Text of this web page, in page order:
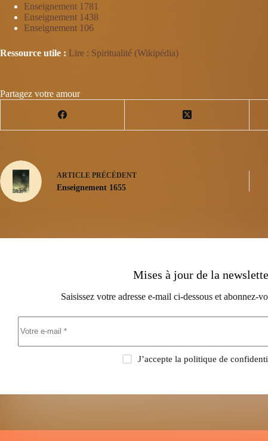
Enseignement 1781
Enseignement 1438
Enseignement 106
Ressource utile : Lire : Spiritualité (Wikipédia)
Partagez votre amour
ARTICLE PRÉCÉDENT
Enseignement 1655
Mises à jour de la
Saisissez votre adresse e-mail ci-dessous et abonnez-
J’accepte la politique de